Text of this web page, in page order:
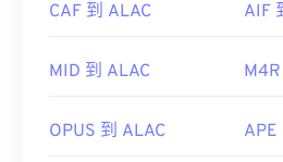
載 MPEG-2 視訊解碼器（DVD
器
CAF 到 ALAC AIF
MID 到 ALAC
OPUS 到 ALAC APE